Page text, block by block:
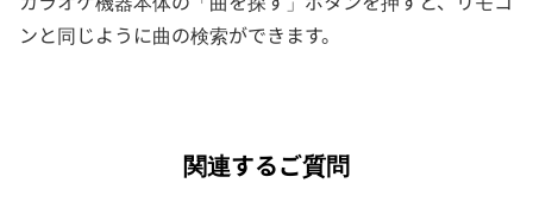
ンと同じように曲の検索ができます。
関連するご質問